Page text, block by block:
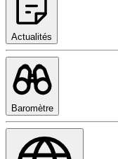
Actualités
Baromètre